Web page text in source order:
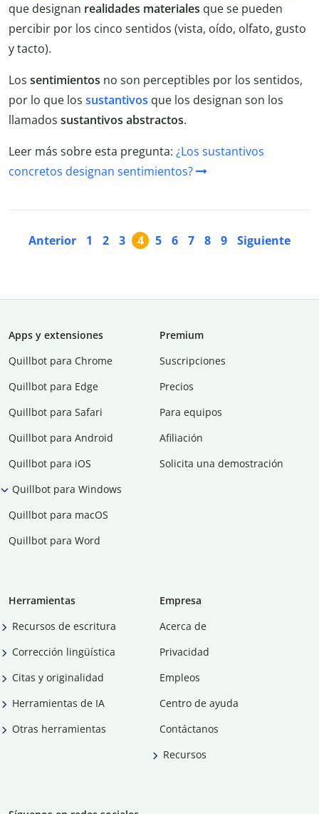
que designan realidades materiales que se pueden
percibir por los cinco sentidos (vista, oído, olfato, gusto
y tacto).
Los sentimientos no son perceptibles por los sentidos,
por lo que los sustantivos que los designan son los
llamados sustantivos abstractos.
Leer más sobre esta pregunta: ¿Los sustantivos
concretos designan sentimientos?
Anterior 1 2 3 4 5 6 7 8 9 Siguiente
Apps y extensiones
Quillbot para Chrome
Quillbot para Edge
Quillbot para Safari
Quillbot para Android
Quillbot para iOS
Quillbot para Windows
Quillbot para macOS
Quillbot para Word
Premium
Suscripciones
Precios
Para equipos
Afiliación
Solicita una demostración
Herramientas
Recursos de escritura
Corrección lingüística
Citas y originalidad
Herramientas de IA
Otras herramientas
Empresa
Acerca de
Privacidad
Empleos
Centro de ayuda
Contáctanos
Recursos